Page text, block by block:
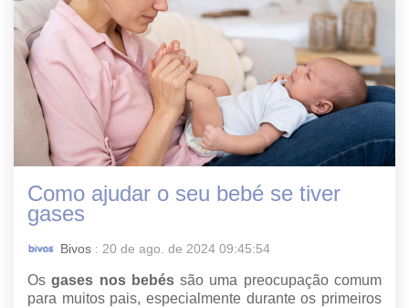
Como ajudar o seu bebé se tiver
gases
Bivos : 20 de ago. de 2024 09:45:54
Osgases nos bebéssão uma preocupação comum
para muitos pais, especialmente durante os primeiros